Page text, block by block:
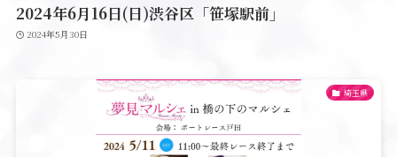
2024年6月16日(日)渋谷区「笹塚駅前」
2024年5月30日
埼玉県